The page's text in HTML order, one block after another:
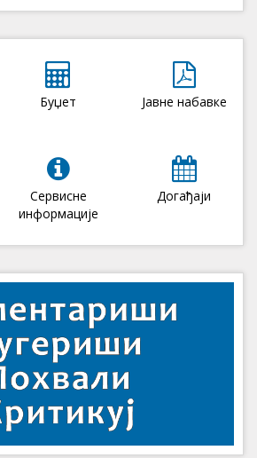
Буџет Јавне набавке
Сервисне
информације
Догађаји